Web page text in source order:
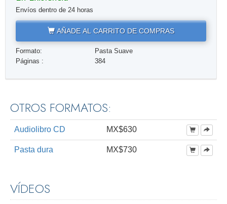
Envíos dentro de 24 horas
AÑADE AL CARRITO DE COMPRAS
Formato:
Pasta Suave
Páginas :
384
OTROS FORMATOS:
Audiolibro CD MX$630
Pasta dura MX$730
VÍDEOS